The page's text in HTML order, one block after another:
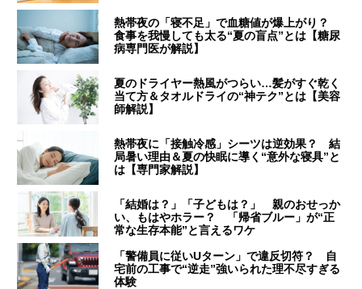
熱帯夜の「寝不足」で血糖値が爆上がり？
食事を我慢しても太る“夏の盲点”とは【糖尿
病専門医が解説】
夏のドライヤー熱風がつらい…髪がすぐ乾く
当て方＆タオルドライの“神テク”とは【美容
師解説】
熱帯夜に「接触冷感」シーツは逆効果？ 結
局暑い理由＆夏の快眠に導く“意外な寝具”と
は【専門家解説】
「結婚は？」「子どもは？」 親のおせっか
い、もはやホラー？ 「帰省ブルー」が“正
常な生存本能”と言えるワケ
「警備員に従いUターン」で違反切符？ 自
宅前の工事で“逆走”強いられた理不尽すぎる
体験